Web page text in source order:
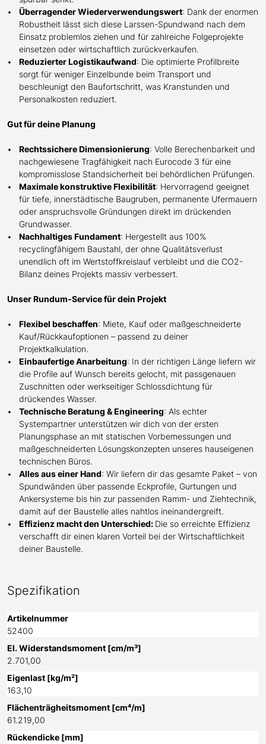
Überragender Wiederverwendungswert: Dank der enormen
Robustheit lässt sich diese Larssen-Spundwand nach dem
Einsatz problemlos ziehen und für zahlreiche Folgeprojekte
einsetzen oder wirtschaftlich zurückverkaufen.
Reduzierter Logistikaufwand: Die optimierte Profilbreite
sorgt für weniger Einzelbunde beim Transport und
beschleunigt den Baufortschritt, was Kranstunden und
Personalkosten reduziert.
Gut für deine Planung
Rechtssichere Dimensionierung: Volle Berechenbarkeit und
nachgewiesene Tragfähigkeit nach Eurocode 3 für eine
kompromisslose Standsicherheit bei behördlichen Prüfungen.
Maximale konstruktive Flexibilität: Hervorragend geeignet
für tiefe, innerstädtische Baugruben, permanente Ufermauern
oder anspruchsvolle Gründungen direkt im drückenden
Grundwasser.
Nachhaltiges Fundament: Hergestellt aus 100%
recyclingfähigem Baustahl, der ohne Qualitätsverlust
unendlich oft im Wertstoffkreislauf verbleibt und die CO2-
Bilanz deines Projekts massiv verbessert.
Unser Rundum-Service für dein Projekt
Flexibel beschaffen: Miete, Kauf oder maßgeschneiderte
Kauf/Rückkaufoptionen – passend zu deiner
Projektkalkulation.
Einbaufertige Anarbeitung: In der richtigen Länge liefern wir
die Profile auf Wunsch bereits gelocht, mit passgenauen
Zuschnitten oder werkseitiger Schlossdichtung für
drückendes Wasser.
Technische Beratung & Engineering: Als echter
Systempartner unterstützen wir dich von der ersten
Planungsphase an mit statischen Vorbemessungen und
maßgeschneiderten Lösungskonzepten unseres hauseigenen
technischen Büros.
Alles aus einer Hand: Wir liefern dir das gesamte Paket – von
Spundwänden über passende Eckprofile, Gurtungen und
Ankersysteme bis hin zur passenden Ramm- und Ziehtechnik,
damit auf der Baustelle alles nahtlos ineinandergreift.
Effizienz macht den Unterschied: Die so erreichte Effizienz
verschafft dir einen klaren Vorteil bei der Wirtschaftlichkeit
deiner Baustelle.
Spezifikation
Artikelnummer
52400
El. Widerstandsmoment [cm/m³]
2.701,00
Eigenlast [kg/m²]
163,10
Flächenträgheitsmoment [cm⁴/m]
61.219,00
Rückendicke [mm]